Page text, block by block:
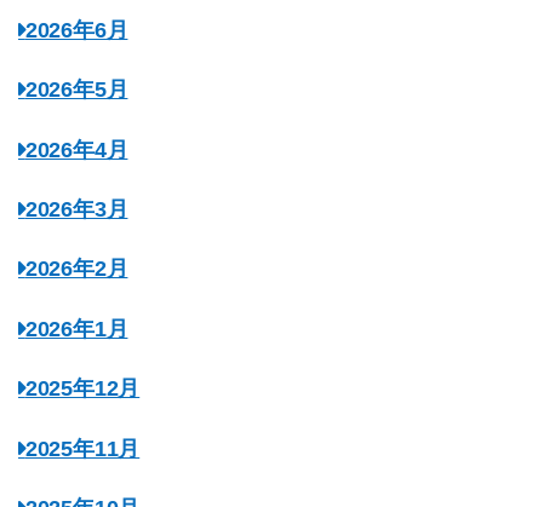
2026年6月
2026年5月
2026年4月
2026年3月
2026年2月
2026年1月
2025年12月
2025年11月